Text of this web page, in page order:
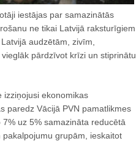
iestājas par samazinātās
ne tikai Latvijā raksturīgiem
audzētām, zivīm,
pārdzīvot krīzi un stiprinātu
ekonomikas
paredz Vācijā PVN pamatlikmes
uz 5% samazināta reducētā
grupām, ieskaitot